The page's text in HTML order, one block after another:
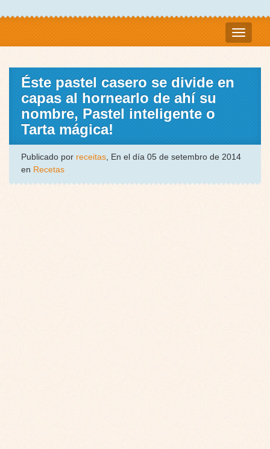
Éste pastel casero se divide en
capas al hornearlo de ahí su
nombre, Pastel inteligente o
Tarta mágica!
Publicado por receitas, En el día 05 de setembro de 2014
en Recetas